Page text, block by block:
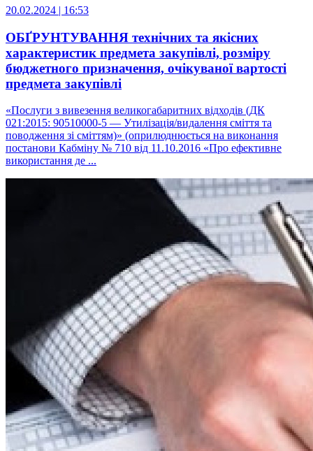
20.02.2024 | 16:53
ОБҐРУНТУВАННЯ технічних та якісних
характеристик предмета закупівлі, розміру
бюджетного призначення, очікуваної вартості
предмета закупівлі
«Послуги з вивезення великогабаритних відходів (ДК
021:2015: 90510000-5 — Утилізація/видалення сміття та
поводження зі сміттям)» (оприлюднюється на виконання
постанови Кабміну № 710 від 11.10.2016 «Про ефективне
використання де ...